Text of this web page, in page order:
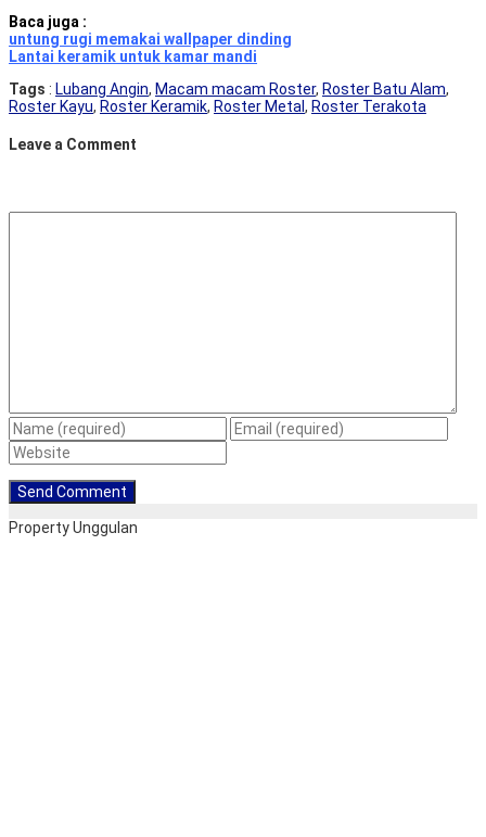
Baca juga :
untung rugi memakai wallpaper dinding
Lantai keramik untuk kamar mandi
Tags : Lubang Angin, Macam macam Roster, Roster Batu Alam,
Roster Kayu, Roster Keramik, Roster Metal, Roster Terakota
Leave a Comment
Property Unggulan